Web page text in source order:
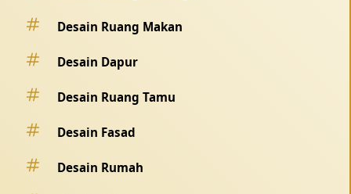
Desain Ruang Makan
Desain Dapur
Desain Ruang Tamu
Desain Fasad
Desain Rumah